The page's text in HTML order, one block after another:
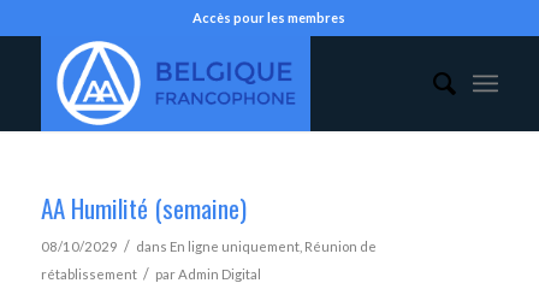
Accès pour les membres
AA Humilité (semaine)
08/10/2029 / dans En ligne uniquement, Réunion de
rétablissement / parAdmin Digital